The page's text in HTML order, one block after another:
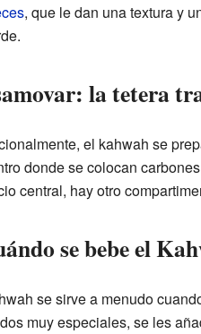
, que le dan una textura y
la tetera
el kahwah se
donde se colocan
central, hay otro
se bebe el
se sirve a menudo
muy especiales, se les